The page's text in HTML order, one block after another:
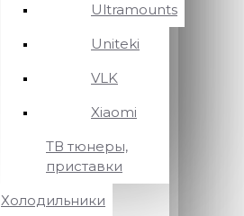
Ultramounts
Uniteki
VLK
Xiaomi
ТВ тюнеры,
приставки
Холодильники